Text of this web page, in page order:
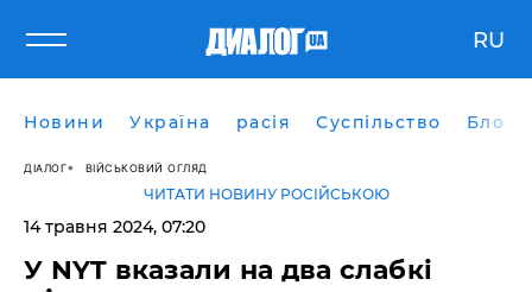
RU
Новини Україна расія Суспільство Блоги
ДІАЛОГ ВІЙСЬКОВИЙ ОГЛЯД
ЧИТАТИ НОВИНУ РОСІЙСЬКОЮ
14 травня 2024, 07:20
У NYT вказали на два слабкі